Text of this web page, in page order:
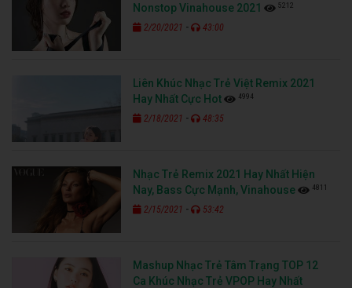
Nonstop Vinahouse 2021
5212
2/20/2021 - 43:00
Liên Khúc Nhạc Trẻ Việt Remix 2021
Hay Nhất Cực Hot
4994
2/18/2021 - 48:35
Nhạc Trẻ Remix 2021 Hay Nhất Hiện
Nay, Bass Cực Mạnh, Vinahouse
4811
2/15/2021 - 53:42
Mashup Nhạc Trẻ Tâm Trạng TOP 12
Ca Khúc Nhạc Trẻ VPOP Hay Nhất